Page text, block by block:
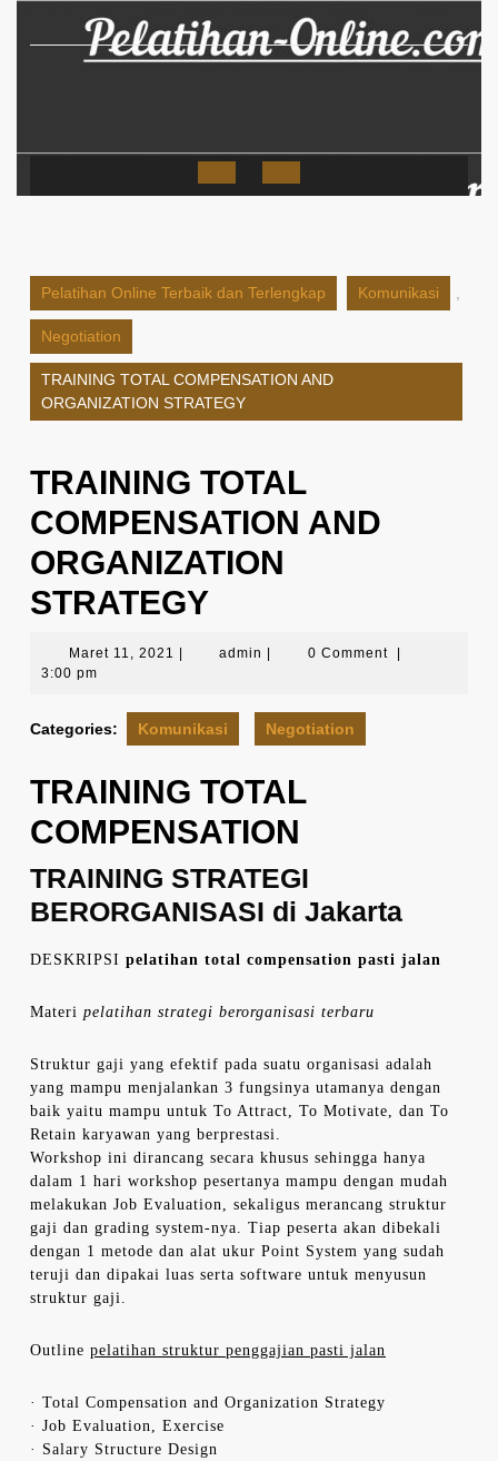
Open
Pelatihan Online Terbaik dan Terlengkap Komunikasi
Negotiation
TRAINING TOTAL COMPENSATION AND
ORGANIZATION STRATEGY
TRAINING TOTAL
COMPENSATION AND
ORGANIZATION
STRATEGY
Maret 11, 2021 Maret
admin admin 0 Comment
3:00 pm
Categories: Komunikasi Negotiation
TRAINING TOTAL
COMPENSATION
TRAINING STRATEGI
BERORGANISASI di Jakarta
DESKRIPSI pelatihan total compensation pasti jalan
Materi pelatihan strategi berorganisasi terbaru
Struktur gaji yang efektif pada suatu organisasi adalah
yang mampu menjalankan 3 fungsinya utamanya dengan
baik yaitu mampu untuk To Attract, To Motivate, dan To
Retain karyawan yang berprestasi.
Workshop ini dirancang secara khusus sehingga hanya
dalam 1 hari workshop pesertanya mampu dengan mudah
melakukan Job Evaluation, sekaligus merancang struktur
gaji dan grading system-nya. Tiap peserta akan dibekali
dengan 1 metode dan alat ukur Point System yang sudah
teruji dan dipakai luas serta software untuk menyusun
struktur gaji.
Outline pelatihan struktur penggajian pasti jalan
· Total Compensation and Organization Strategy
· Job Evaluation, Exercise
· Salary Structure Design